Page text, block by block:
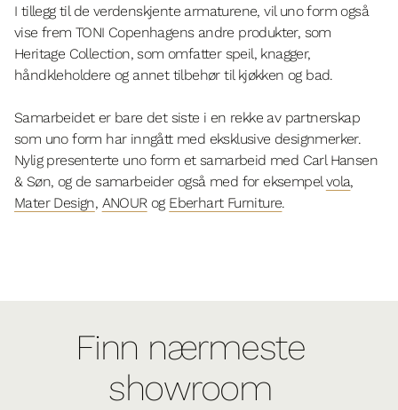
I tillegg til de verdenskjente armaturene, vil uno form også
vise frem TONI Copenhagens andre produkter, som
Heritage Collection, som omfatter speil, knagger,
håndkleholdere og annet tilbehør til kjøkken og bad.
Samarbeidet er bare det siste i en rekke av partnerskap
som uno form har inngått med eksklusive designmerker.
Nylig presenterte uno form et samarbeid med Carl Hansen
& Søn, og de samarbeider også med for eksempelvola,
Mater Design, ANOURog Eberhart Furniture.
Finn nærmeste
showroom